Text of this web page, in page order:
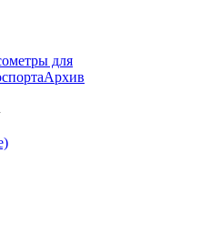
для
Архив